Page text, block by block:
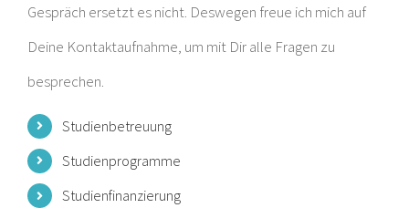
Gespräch ersetzt es nicht. Deswegen freue ich mich auf
Deine Kontaktaufnahme, um mit Dir alle Fragen zu
besprechen.
Studienbetreuung
Studienprogramme
Studienfinanzierung